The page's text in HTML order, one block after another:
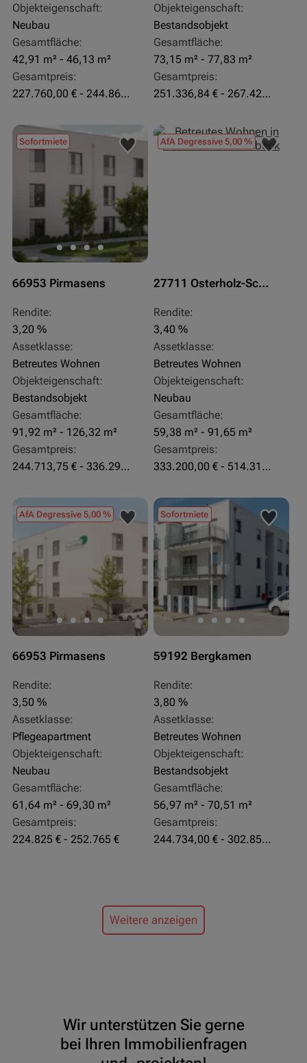
Objekteigenschaft:
Neubau
Gesamtfläche:
42,91 m² - 46,13 m²
Gesamtpreis:
227.760,00 € - 244.860,00 €
Objekteigenschaft:
Bestandsobjekt
Gesamtfläche:
73,15 m² - 77,83 m²
Gesamtpreis:
251.336,84 € - 267.420,00 €
Sofortmiete
66953 Pirmasens
Rendite:
3,20 %
Assetklasse:
Betreutes Wohnen
Objekteigenschaft:
Bestandsobjekt
Gesamtfläche:
91,92 m² - 126,32 m²
Gesamtpreis:
244.713,75 € - 336.292 €
AfA Degressive 5,00 %
27711 Osterholz-Scharmbeck
Rendite:
3,40 %
Assetklasse:
Betreutes Wohnen
Objekteigenschaft:
Neubau
Gesamtfläche:
59,38 m² - 91,65 m²
Gesamtpreis:
333.200,00 € - 514.310,00 €
AfA Degressive 5,00 %
66953 Pirmasens
Rendite:
3,50 %
Assetklasse:
Pflegeapartment
Objekteigenschaft:
Neubau
Gesamtfläche:
61,64 m² - 69,30 m²
Gesamtpreis:
224.825 € - 252.765 €
Sofortmiete
59192 Bergkamen
Rendite:
3,80 %
Assetklasse:
Betreutes Wohnen
Objekteigenschaft:
Bestandsobjekt
Gesamtfläche:
56,97 m² - 70,51 m²
Gesamtpreis:
244.734,00 € - 302.855,00 €
Weitere anzeigen
Wir unterstützen Sie gerne
bei Ihren Immobilienfragen